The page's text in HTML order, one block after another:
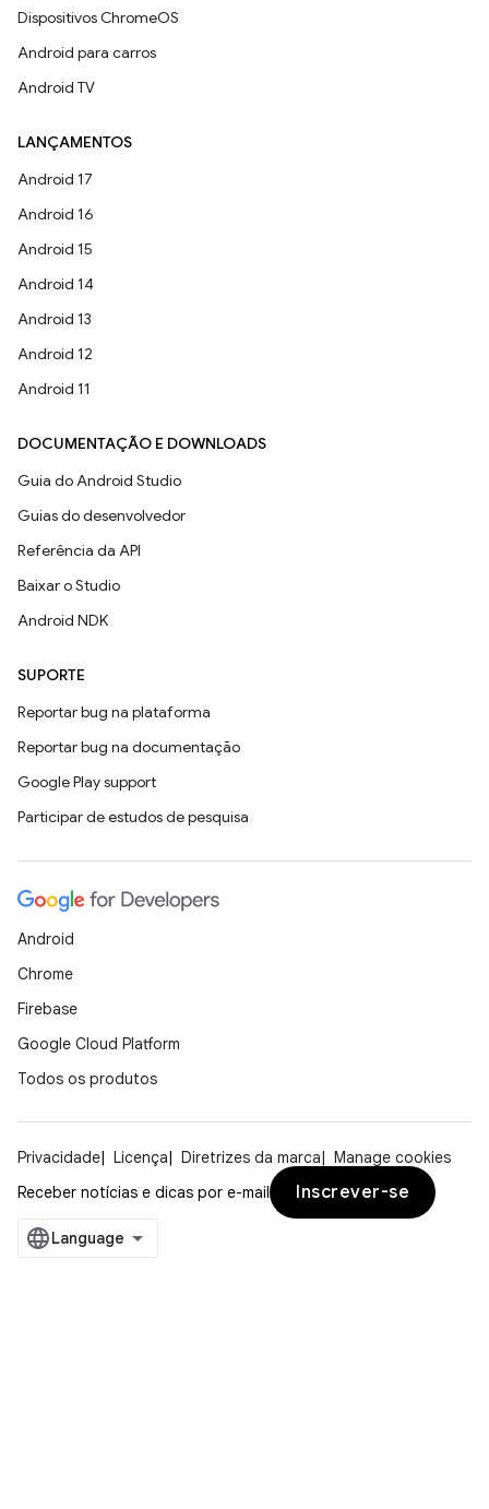
Dispositivos ChromeOS
Android para carros
Android TV
LANÇAMENTOS
Android 17
Android 16
Android 15
Android 14
Android 13
Android 12
Android 11
DOCUMENTAÇÃO E DOWNLOADS
Guia do Android Studio
Guias do desenvolvedor
Referência da API
Baixar o Studio
Android NDK
SUPORTE
Reportar bug na plataforma
Reportar bug na documentação
Google Play support
Participar de estudos de pesquisa
Android
Chrome
Firebase
Google Cloud Platform
Todos os produtos
Privacidade Licença Diretrizes da marca
Manage cookies
Receber notícias e dicas por e-mail
Inscrever-se